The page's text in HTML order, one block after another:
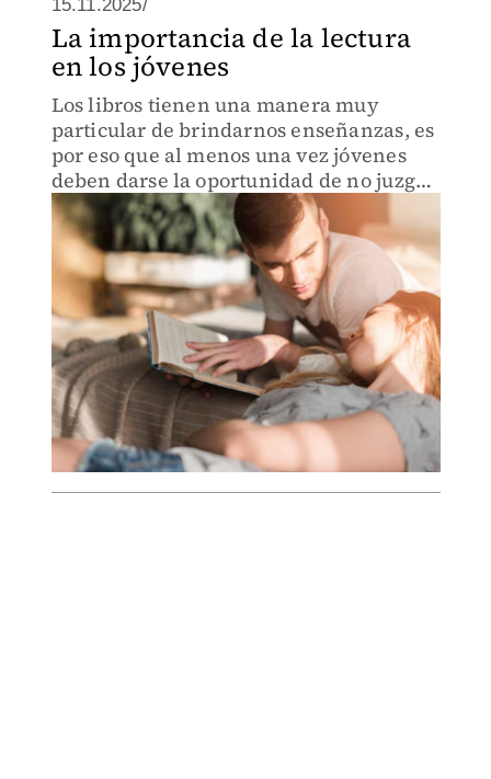
15.11.2025/
La importancia de la lectura
en los jóvenes
Los libros tienen una manera muy
particular de brindarnos enseñanzas, es
por eso que al menos una vez jóvenes
deben darse la oportunidad de no juzgar
a un libro por su portada.